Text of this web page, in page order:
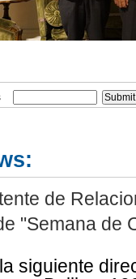
de
"Semana de
siguiente